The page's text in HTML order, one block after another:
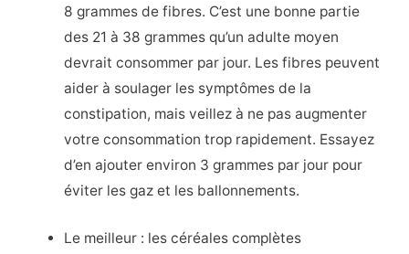
8 grammes de fibres. C’est une bonne partie
des 21 à 38 grammes qu’un adulte moyen
devrait consommer par jour. Les fibres peuvent
aider à soulager les symptômes de la
constipation, mais veillez à ne pas augmenter
votre consommation trop rapidement. Essayez
d’en ajouter environ 3 grammes par jour pour
éviter les gaz et les ballonnements.
Le meilleur : les céréales complètes